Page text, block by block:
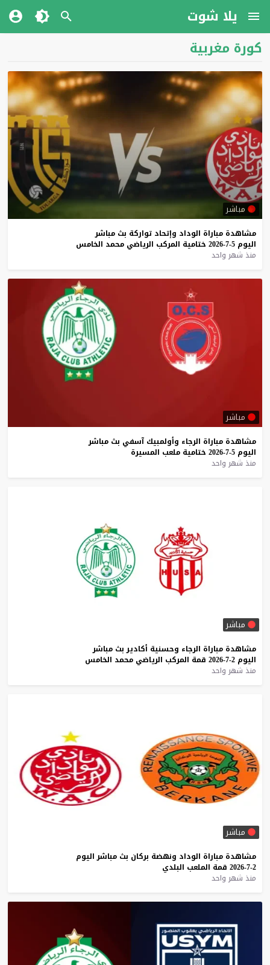
يلا شوت
كورة مغربية
مباشر
مشاهدة مباراة الوداد وإتحاد تواركة بث مباشر
اليوم 5-7-2026 ختامية المركب الرياضي محمد الخامس
منذ شهر واحد
مباشر
مشاهدة مباراة الرجاء وأولمبيك آسفي بث مباشر
اليوم 5-7-2026 ختامية ملعب المسيرة
منذ شهر واحد
مباشر
مشاهدة مباراة الرجاء وحسنية أكادير بث مباشر
اليوم 2-7-2026 قمة المركب الرياضي محمد الخامس
منذ شهر واحد
مباشر
مشاهدة مباراة الوداد ونهضة بركان بث مباشر اليوم
2-7-2026
قمة الملعب البلدي
منذ شهر واحد